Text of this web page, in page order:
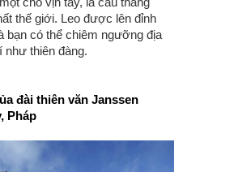
thế giới. Leo được lên đỉnh
bạn có thể chiêm ngưỡng địa
thiên đàng.
đài thiên văn Janssen
Pháp